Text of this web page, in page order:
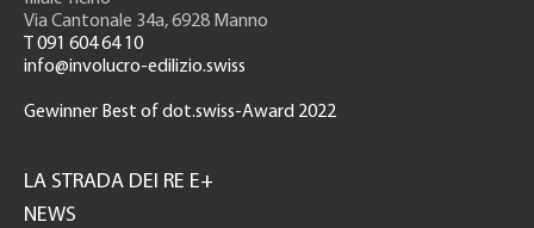
Via Cantonale 34a, 6928 Manno
T 091 604 64 10
info@involucro-edilizio.swiss
Gewinner Best of dot.swiss-Award 2022
GH
LA STRADA DEI RE E+
NEWS